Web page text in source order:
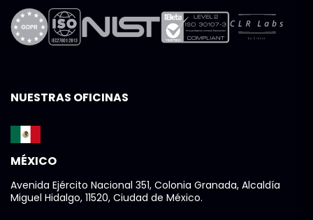
NUESTRAS OFICINAS
MÉXICO
Avenida Ejército Nacional 351, Colonia Granada, Alcaldía
Miguel Hidalgo, 11520, Ciudad de México.